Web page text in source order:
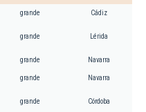
grande Cádiz
grande Lérida
grande Navarra
grande Navarra
grande Córdoba